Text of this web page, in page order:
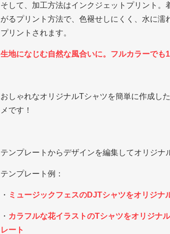
そして、加工方法はインクジェットプリント
がるプリント方法で、色褪せしにくく、水に
プリントされます。
生地になじむ自然な風合いに。フルカラーで
おしゃれなオリジナルTシャツを簡単に作成し
メです！
テンプレートからデザインを編集してオリジナ
テンプレート例：
・ ミュージックフェスのDJTシャツをオリジ
・ カラフルな花イラストのTシャツをオリジ
レート